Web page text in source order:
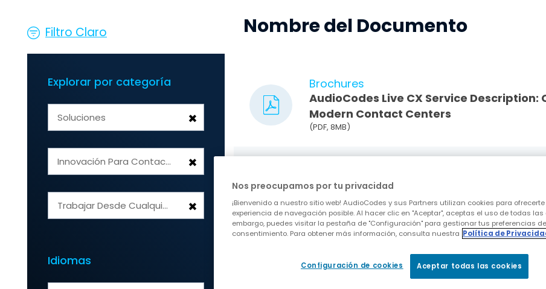
Filtro Claro
Explorar por categoría
×
Soluciones
×
Innovación Para Contact Centers
×
Trabajar Desde Cualquier Lugar
Idiomas
Nombre del Documento
Brochures
AudioCodes Live CX Service
Modern Contact Centers
(PDF, 8MB)
The Executive's Guide to Ensuring
Continuation when Moving to CCaaS
Blog
Going Green and Staying Connected
Nos preocupamos por tu privacidad
¡Bienvenido a nuestro sitio web! AudioCodes y sus Partners utilizan cookies para
experiencia de navegación posible. Al hacer clic en "Aceptar", aceptas el uso de todas las
embargo, puedes visitar la pestaña de "Configuración" para gestionar tus preferencias de
consentimiento. Para obtener más información, consulta nuestra Política de
Configuración de cookies Aceptar todas las cookies